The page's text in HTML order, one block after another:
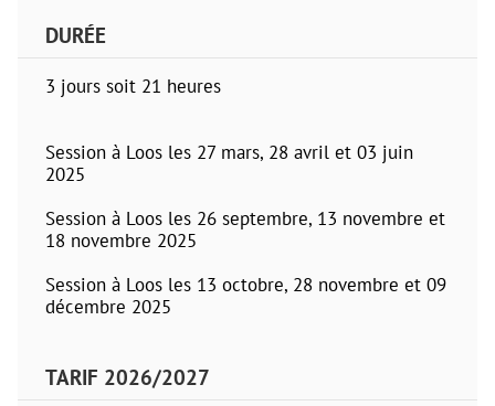
DURÉE
3 jours soit 21 heures
Session à Loos les 27 mars, 28 avril et 03 juin
2025
Session à Loos les 26 septembre, 13 novembre et
18 novembre 2025
Session à Loos les 13 octobre, 28 novembre et 09
décembre 2025
TARIF 2026/2027